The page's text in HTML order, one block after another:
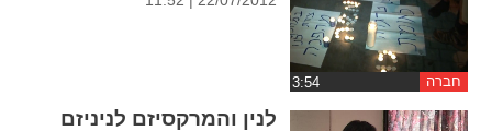
חברה
לנין והמרקסיזם לניניזם